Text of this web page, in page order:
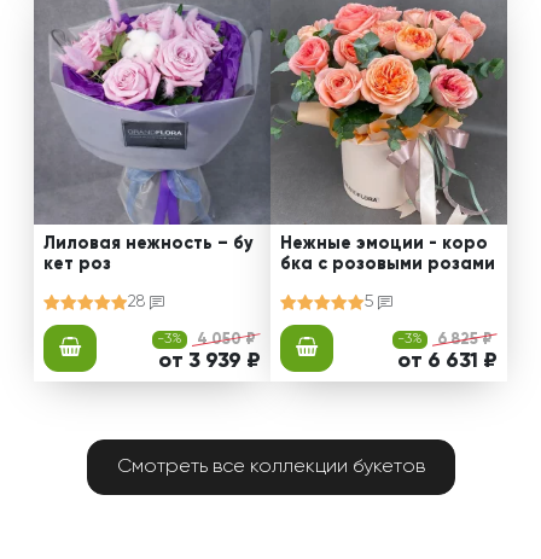
Лиловая нежность – бу
кет роз
28
-3% 4 050 ₽
от 3 939 ₽
Нежные эмоции - коро
бка с розовыми розами
5
-3% 6 825 ₽
от 6 631 ₽
Смотреть все коллекции букетов